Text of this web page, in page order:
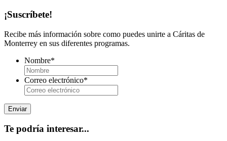
¡Suscríbete!
Recibe más información sobre como puedes unirte a Cáritas de
Monterrey en sus diferentes programas.
Nombre*
Correo electrónico*
Te podría interesar...